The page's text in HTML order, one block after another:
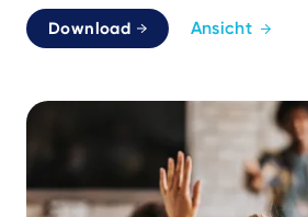
Download Ansicht